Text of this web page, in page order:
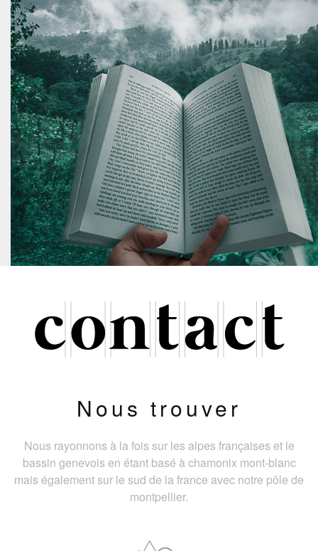
Nous trouver
Nous rayonnons à la fois sur les alpes françaises et le
bassin genevois en étant basé à chamonix mont-blanc
mais également sur le sud de la france avec notre pôle de
montpellier.